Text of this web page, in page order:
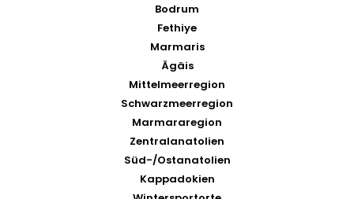
Bodrum
Fethiye
Marmaris
Ägäis
Mittelmeerregion
Schwarzmeerregion
Marmararegion
Zentralanatolien
Süd-/Ostanatolien
Kappadokien